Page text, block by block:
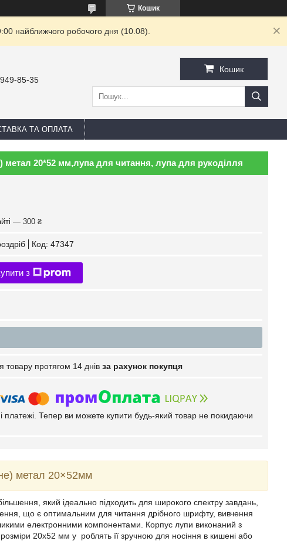
Кошик
найближчого робочого дня (10.08).
85-35
Кошик
ТА ОПЛАТА
метал 20*52 мм,лупа для читання, лупа для рукоділля
— 300 ₴
Код: 47347
з
товару протягом 14 днів за рахунок покупця
платежі. Тепер ви можете купити будь-який товар не покидаючи
метал 20×52мм
який ідеально підходить для широкого спектру завдань,
що є оптимальним для читання дрібного шрифту, вивчення
електронними компонентами. Корпус лупи виконаний з
розміри 20x52 мм у роблять її зручною для носіння в кишені або